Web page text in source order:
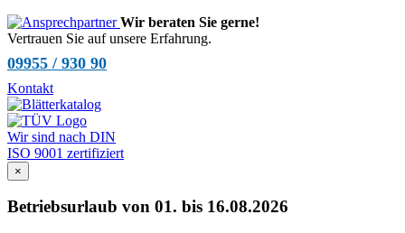
Wir beraten Sie gerne!
Vertrauen Sie auf unsere Erfahrung.
09955 / 930 90
Kontakt
Wir sind nach DIN
ISO 9001 zertifiziert
×
Betriebsurlaub von 01. bis 16.08.2026